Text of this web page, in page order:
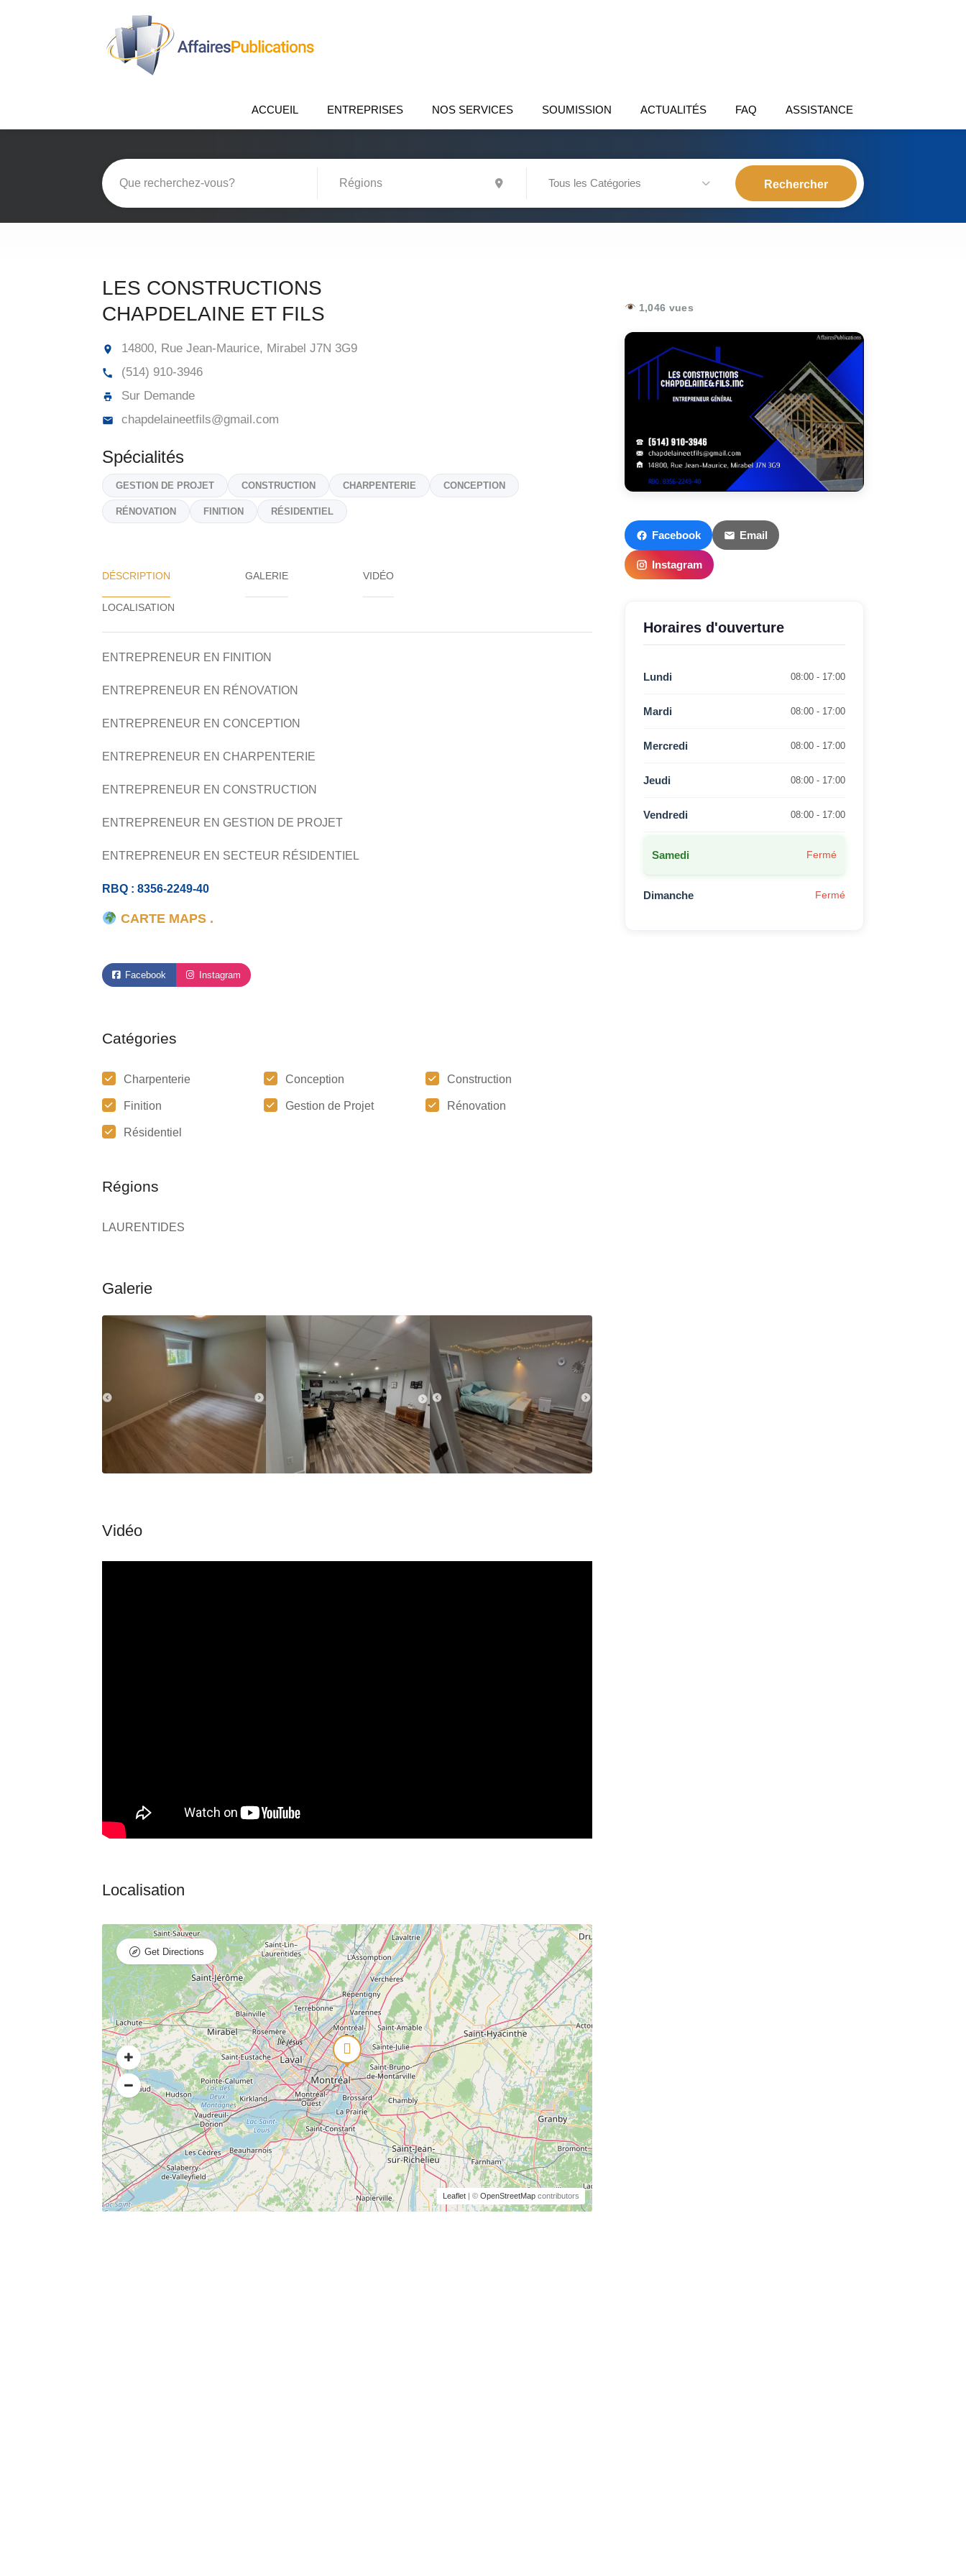
ACCUEIL ENTREPRISES NOS SERVICES SOUMISSION ACTUALITÉS FAQ ASSISTANCE
Tous les Catégories
LES CONSTRUCTIONS
CHAPDELAINE ET FILS
14800, Rue Jean-Maurice, Mirabel J7N 3G9
(514) 910-3946
Sur Demande
chapdelaineetfils@gmail.com
Spécialités
GESTION DE PROJET CONSTRUCTION CHARPENTERIE CONCEPTION
RÉNOVATION FINITION RÉSIDENTIEL
DÉSCRIPTION GALERIE VIDÉO
ENTREPRENEUR EN FINITION
ENTREPRENEUR EN RÉNOVATION
ENTREPRENEUR EN CONCEPTION
ENTREPRENEUR EN CHARPENTERIE
ENTREPRENEUR EN CONSTRUCTION
ENTREPRENEUR EN GESTION DE PROJET
ENTREPRENEUR EN SECTEUR RÉSIDENTIEL
RBQ : 8356-2249-40
CARTE MAPS .
Facebook Instagram
Catégories
Charpenterie Conception Construction
Finition Gestion de Projet Rénovation
Résidentiel
Régions
LAURENTIDES
Leaflet| © OpenStreetMapcontributors
Get Directions
1,046 vues
Facebook Email
Instagram
Horaires d'ouverture
Lundi 08:00 - 17:00
Mardi 08:00 - 17:00
Mercredi 08:00 - 17:00
Jeudi 08:00 - 17:00
Vendredi 08:00 - 17:00
Samedi Fermé
Dimanche Fermé